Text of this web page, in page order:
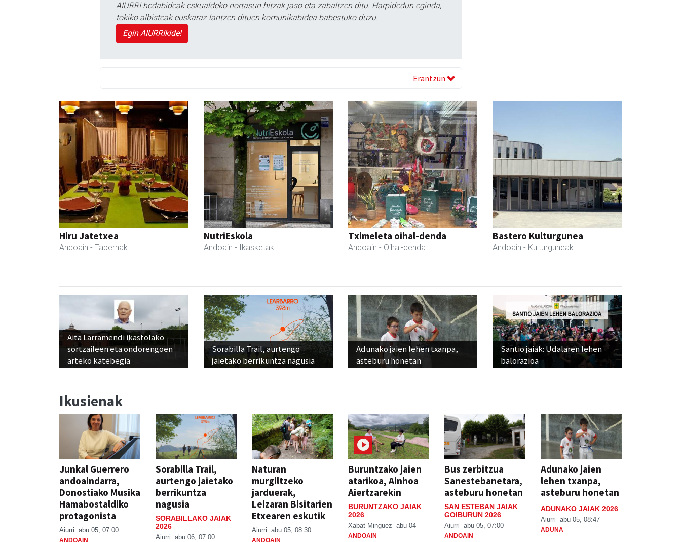
AIURRI hedabideak eskualdeko nortasun hitzak jaso eta zabaltzen ditu. Harpidedun eginda,
tokiko albisteak euskaraz lantzen dituen komunikabidea babestuko duzu.
Egin AIURRIkide!
Erantzun
Hiru Jatetxea
Andoain - Tabernak
NutriEskola
Andoain - Ikasketak
Tximeleta oihal-denda
Andoain - Oihal-denda
Bastero Kulturgunea
Andoain - Kulturguneak
Aita Larramendi ikastolako
sortzaileen eta ondorengoen
arteko katebegia
Sorabilla Trail, aurtengo
jaietako berrikuntza nagusia
Adunako jaien lehen txanpa,
asteburu honetan
Santio jaiak: Udalaren lehen
balorazioa
Ikusienak
Junkal Guerrero
andoaindarra,
Donostiako Musika
Hamabostaldiko
protagonista
Aiurri abu 05, 07:00
Sorabilla Trail,
aurtengo jaietako
berrikuntza
nagusia
SORABILLAKO JAIAK
2026
Aiurri abu 06, 07:00
Naturan
murgiltzeko
jarduerak,
Leizaran Bisitarien
Etxearen eskutik
Aiurri abu 05, 08:30
Buruntzako jaien
atarikoa, Ainhoa
Aiertzarekin
BURUNTZAKO JAIAK
2026
Xabat Minguez abu 04
ANDOAIN
Bus zerbitzua
Sanestebanetara,
asteburu honetan
SAN ESTEBAN JAIAK
GOIBURUN 2026
Aiurri abu 05, 07:00
ANDOAIN
Adunako jaien
lehen txanpa,
asteburu honetan
ADUNAKO JAIAK 2026
Aiurri abu 05, 08:47
ADUNA